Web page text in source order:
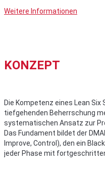
Weitere Informationen
KONZEPT
Die Kompetenz eines Lean
tiefgehenden Beherrschung
systematischen Ansatz zur
Das Fundament bildet der
Improve, Control), den ein
jeder Phase mit